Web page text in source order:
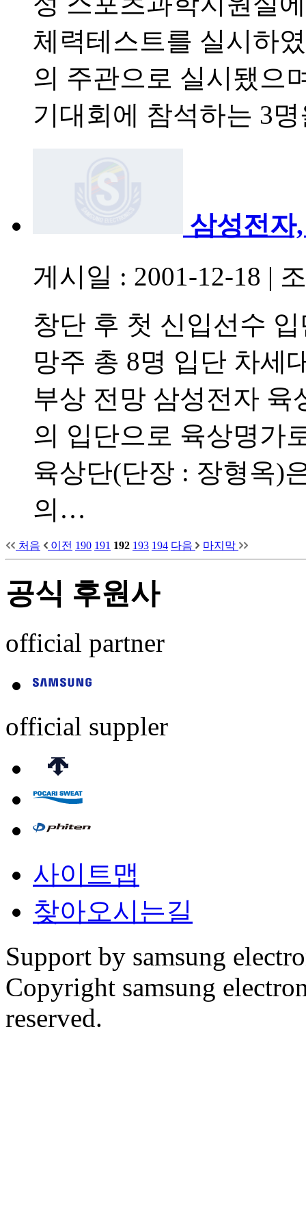
체력테스트를 실시하
의 주관으로 실시됐으
기대회에 참석하는 3
삼성전자
게시일 : 2001-12-18 |
창단 후 첫 신입선수
망주 총 8명 입단 차세
부상 전망 삼성전자 육
의 입단으로 육상명가
육상단(단장 : 장형옥)
의…
처음 이전 190 191 192 193 194 다음 마지막
공식 후원사
official partner
official suppler
사이트맵
찾아오시는길
Support by samsung
Copyright samsung
reserved.